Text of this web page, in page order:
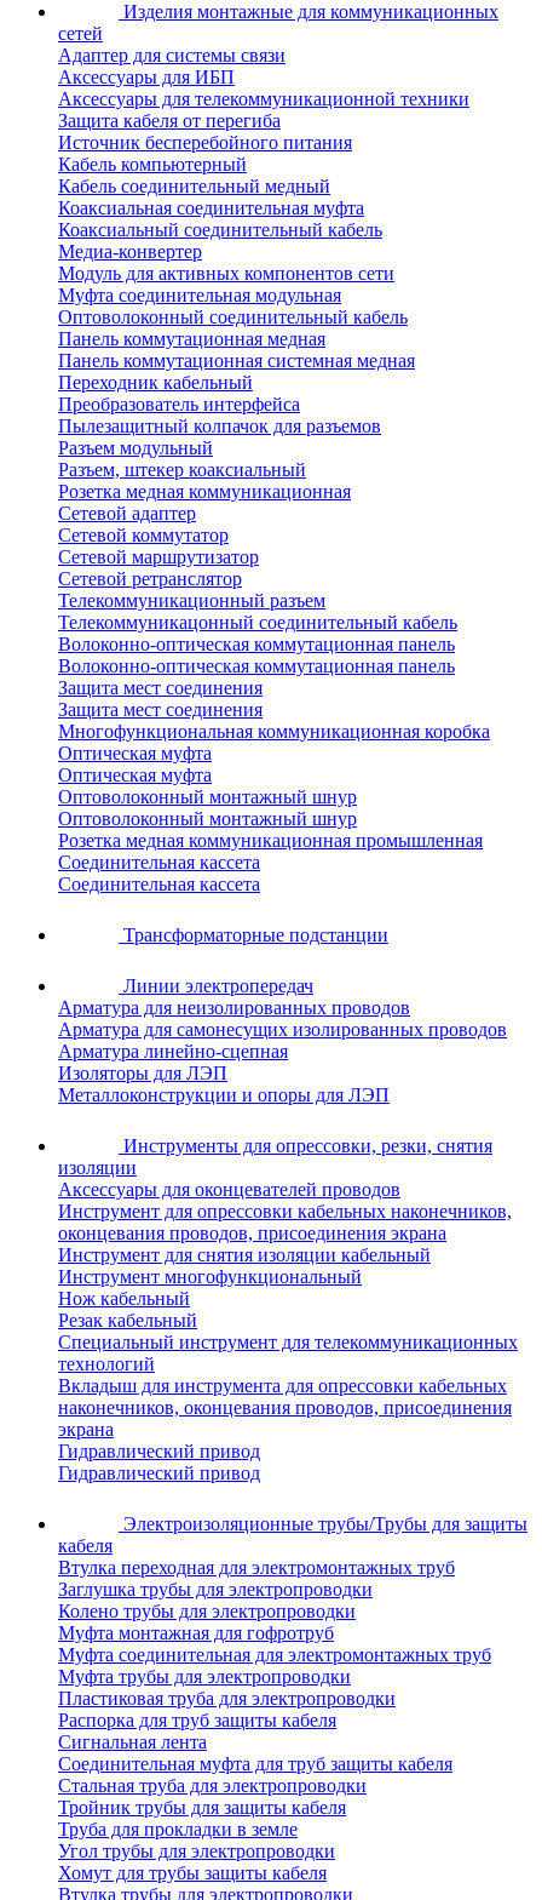
Изделия монтажные для коммуникационных
сетей
Адаптер для системы связи
Аксессуары для ИБП
Аксессуары для телекоммуникационной техники
Защита кабеля от перегиба
Источник бесперебойного питания
Кабель компьютерный
Кабель соединительный медный
Коаксиальная соединительная муфта
Коаксиальный соединительный кабель
Медиа-конвертер
Модуль для активных компонентов сети
Муфта соединительная модульная
Оптоволоконный соединительный кабель
Панель коммутационная медная
Панель коммутационная системная медная
Переходник кабельный
Преобразователь интерфейса
Пылезащитный колпачок для разъемов
Разъем модульный
Разъем, штекер коаксиальный
Розетка медная коммуникационная
Сетевой адаптер
Сетевой коммутатор
Сетевой маршрутизатор
Сетевой ретранслятор
Телекоммуникационный разъем
Телекоммуникацонный соединительный кабель
Волоконно-оптическая коммутационная панель
Волоконно-оптическая коммутационная панель
Защита мест соединения
Защита мест соединения
Многофункциональная коммуникационная коробка
Оптическая муфта
Оптическая муфта
Оптоволоконный монтажный шнур
Оптоволоконный монтажный шнур
Розетка медная коммуникационная промышленная
Соединительная кассета
Соединительная кассета
Трансформаторные подстанции
Линии электропередач
Арматура для неизолированных проводов
Арматура для самонесущих изолированных проводов
Арматура линейно-сцепная
Изоляторы для ЛЭП
Металлоконструкции и опоры для ЛЭП
Инструменты для опрессовки, резки, снятия
изоляции
Аксессуары для оконцевателей проводов
Инструмент для опрессовки кабельных наконечников,
оконцевания проводов, присоединения экрана
Инструмент для снятия изоляции кабельный
Инструмент многофункциональный
Нож кабельный
Резак кабельный
Специальный инструмент для телекоммуникационных
технологий
Вкладыш для инструмента для опрессовки кабельных
наконечников, оконцевания проводов, присоединения
экрана
Гидравлический привод
Гидравлический привод
Электроизоляционные трубы/Трубы для защиты
кабеля
Втулка переходная для электромонтажных труб
Заглушка трубы для электропроводки
Колено трубы для электропроводки
Муфта монтажная для гофротруб
Муфта соединительная для электромонтажных труб
Муфта трубы для электропроводки
Пластиковая труба для электропроводки
Распорка для труб защиты кабеля
Сигнальная лента
Соединительная муфта для труб защиты кабеля
Стальная труба для электропроводки
Тройник трубы для защиты кабеля
Труба для прокладки в земле
Угол трубы для электропроводки
Хомут для трубы защиты кабеля
Втулка трубы для электропроводки